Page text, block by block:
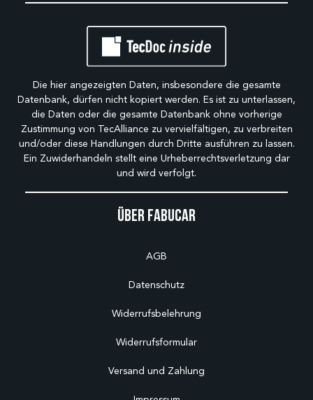
Über Fabucar
AGB
Datenschutz
Widerrufsbelehrung
Widerrufsformular
Versand und Zahlung
Die hier angezeigten Daten, insbesondere die gesamte
Datenbank, dürfen nicht kopiert werden. Es ist zu unterlassen,
die Daten oder die gesamte Datenbank ohne vorherige
Zustimmung von TecAlliance zu vervielfältigen, zu verbreiten
und/oder diese Handlungen durch Dritte ausführen zu lassen.
Ein Zuwiderhandeln stellt eine Urheberrechtsverletzung dar
und wird verfolgt.